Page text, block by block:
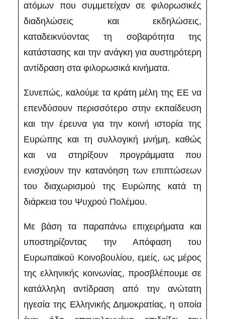
ατόμων που συμμετείχαν σε φιλορωσικές
διαδηλώσεις και εκδηλώσεις,
καταδεικνύοντας τη σοβαρότητα της
κατάστασης και την ανάγκη για αυστηρότερη
αντίδραση στα φιλορωσικά κινήματα.
Συνεπώς, καλούμε τα κράτη μέλη της ΕΕ να
επενδύσουν περισσότερο στην εκπαίδευση
και την έρευνα για την κοινή ιστορία της
Ευρώπης και τη συλλογική μνήμη, καθώς
και να στηρίξουν προγράμματα που
ενισχύουν την κατανόηση των επιπτώσεων
του διαχωρισμού της Ευρώπης κατά τη
διάρκεια του Ψυχρού Πολέμου.
Με βάση τα παραπάνω επιχειρήματα και
υποστηρίζοντας την Απόφαση του
Ευρωπαϊκού Κοινοβουλίου, εμείς, ως μέρος
της ελληνικής κοινωνίας, προσβλέπουμε σε
κατάλληλη αντίδραση από την ανώτατη
ηγεσία της Ελληνικής Δημοκρατίας, η οποία